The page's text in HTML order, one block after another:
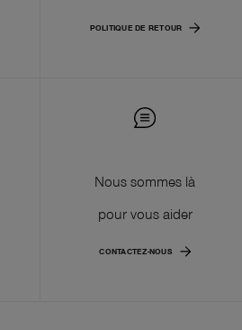
POLITIQUE DE RETOUR
Nous sommes là
pour vous aider
CONTACTEZ-NOUS